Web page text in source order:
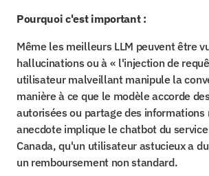
Pourquoi c'est important :
Même les meilleurs LLM peuvent être
hallucinations ou à « l'injection de
utilisateur malveillant manipule la
manière à ce que le modèle accorde
autorisées ou partage des informations
anecdote implique le chatbot du
Canada, qu'un utilisateur astucieux a
un remboursement non standard.